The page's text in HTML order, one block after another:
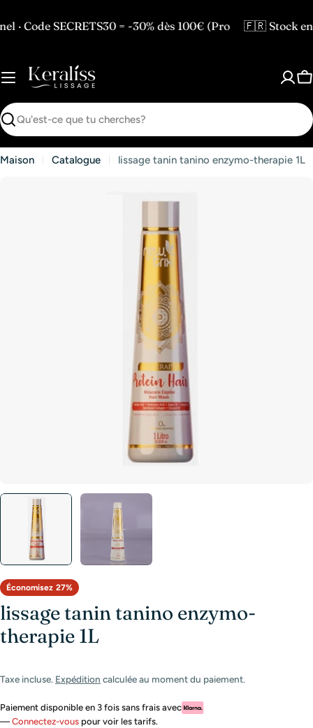
au
= -30% dès 100€ (Pro 🇫🇷 Stock en France
Recherche
Maison Catalogue lissage tanin tanino enzymo-therapie 1L
le média 0 en mode modal
Économisez 27%
lissage tanin tanino enzymo-
therapie 1L
Taxe incluse. Expédition calculée au moment du paiement.
Paiement disponible en 3 fois sans frais avec
—Connectez-vous pour voir les tarifs.